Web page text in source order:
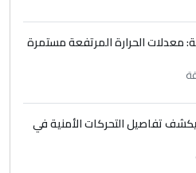
الكفاءة ...
واغتصاب الأرض.. بلاد
والتصحر!!
معدلات الحرارة المرتفعة مستمرة
تفاصيل التحركات الأمنية في